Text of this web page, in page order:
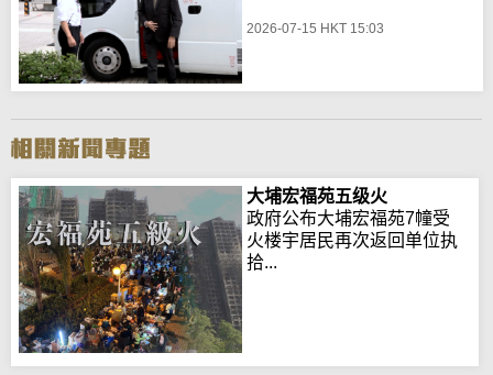
2026-07-15 HKT 15:03
大埔宏福苑五级火
政府公布大埔宏福苑7幢受
火楼宇居民再次返回单位执
拾...